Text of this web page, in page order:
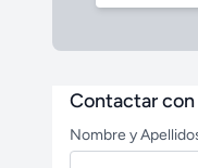
Contactar
Nombre y